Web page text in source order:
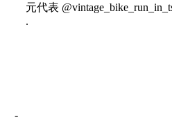
元代表
.
-